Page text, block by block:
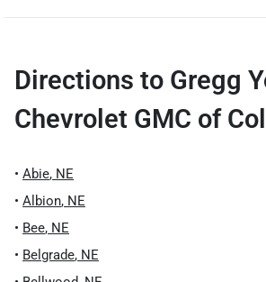
Directions to Gregg
Chevrolet GMC of
• Abie, NE
• Albion, NE
• Bee, NE
• Belgrade, NE